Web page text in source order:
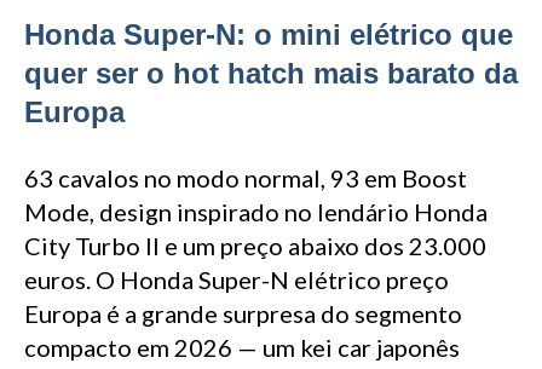
Honda Super-N: o mini elétrico que
quer ser o hot hatch mais barato da
Europa
63 cavalos no modo normal, 93 em Boost
Mode, design inspirado no lendário Honda
City Turbo II e um preço abaixo dos 23.000
euros. O Honda Super-N elétrico preço
Europa é a grande surpresa do segmento
compacto em 2026 — um kei car japonês